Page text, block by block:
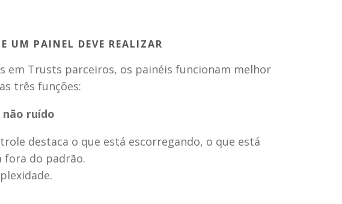
UM PAINEL DEVE REALIZAR
em Trusts parceiros, os painéis funcionam melhor
três funções:
não ruído
destaca o que está escorregando, o que está
fora do padrão.